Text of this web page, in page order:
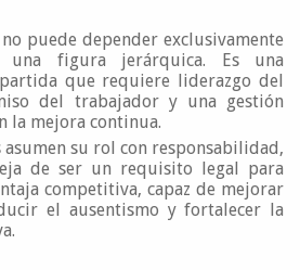
puede depender exclusivamente
figura jerárquica. Es una
que requiere liderazgo del
del trabajador y una gestión
la mejora continua.
asumen su rol con responsabilidad,
de ser un requisito legal para
competitiva, capaz de mejorar
el ausentismo y fortalecer la